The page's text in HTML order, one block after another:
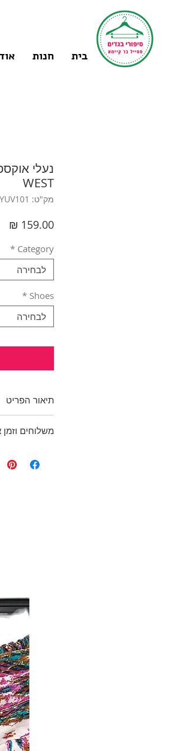
בית חנות
WEST
מק"ט: YUV101
Category
*
לבחירה
Shoes
*
לבחירה
תיאור הפריט
צבע שחור
גובה עקב: 3.3 ס"מ
משלוחים
ולמדיניות